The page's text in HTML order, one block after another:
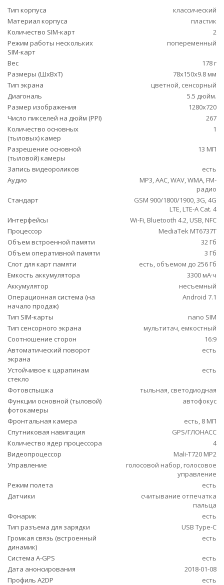
Тип корпуса
классический
Материал корпуса
пластик
Количество SIM-карт
2
Режим работы нескольких
SIM-карт
попеременный
Вес
178 г
Размеры (ШxВxТ)
78x150x9.8 мм
Тип экрана
цветной, сенсорный
Диагональ
5.5 дюйм.
Размер изображения
1280x720
Число пикселей на дюйм (PPI)
267
Количество основных
(тыловых) камер
1
Разрешение основной
(тыловой) камеры
13 МП
Запись видеороликов
есть
Аудио
MP3, AAC, WAV, WMA, FM-
радио
Стандарт
GSM 900/1800/1900, 3G, 4G
LTE, LTE-A Cat. 4
Интерфейсы
Wi-Fi, Bluetooth 4.2, USB, NFC
Процессор
MediaTek MT6737T
Объем встроенной памяти
32 Гб
Объем оперативной памяти
3 Гб
Слот для карт памяти
есть, объемом до 256 Гб
Емкость аккумулятора
3300 мА·ч
Аккумулятор
несъемный
Операционная система (на
начало продаж)
Android 7.1
Тип SIM-карты
nano SIM
Тип сенсорного экрана
мультитач, емкостный
Соотношение сторон
16:9
Автоматический поворот
экрана
есть
Устойчивое к царапинам
стекло
есть
Фотовспышка
тыльная, светодиодная
Функции основной (тыловой)
фотокамеры
автофокус
Фронтальная камера
есть, 8 МП
Спутниковая навигация
GPS/ГЛОНАСС
Количество ядер процессора
4
Видеопроцессор
Mali-T720 MP2
Управление
голосовой набор, голосовое
управление
Режим полета
есть
Датчики
считывание отпечатка
пальца
Фонарик
есть
Тип разъема для зарядки
USB Type-C
Громкая связь (встроенный
динамик)
есть
Cистема A-GPS
есть
Дата анонсирования
2018-01-08
Профиль A2DP
есть